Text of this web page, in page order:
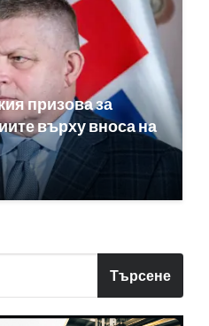
призова за
върху вноса на
Търсене